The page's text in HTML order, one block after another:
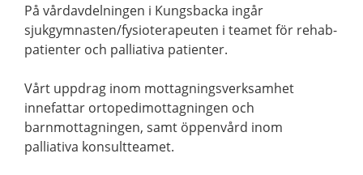
På vårdavdelningen i Kungsbacka ingår
sjukgymnasten/fysioterapeuten i teamet för rehab-
patienter och palliativa patienter.
Vårt uppdrag inom mottagningsverksamhet
innefattar ortopedimottagningen och
barnmottagningen, samt öppenvård inom
palliativa konsultteamet.